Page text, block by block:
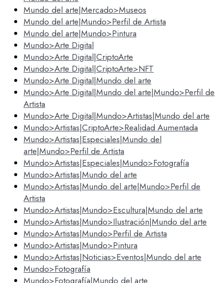
Mundo del arte|Mercado>Museos
Mundo del arte|Mundo>Perfil de Artista
Mundo del arte|Mundo>Pintura
Mundo>Arte Digital
Mundo>Arte Digital|CriptoArte
Mundo>Arte Digital|CriptoArte>NFT
Mundo>Arte Digital|Mundo del arte
Mundo>Arte Digital|Mundo del arte|Mundo>Perfil de
Artista
Mundo>Arte Digital|Mundo>Artistas|Mundo del arte
Mundo>Artistas|CriptoArte>Realidad Aumentada
Mundo>Artistas|Especiales|Mundo del
arte|Mundo>Perfil de Artista
Mundo>Artistas|Especiales|Mundo>Fotografía
Mundo>Artistas|Mundo del arte
Mundo>Artistas|Mundo del arte|Mundo>Perfil de
Artista
Mundo>Artistas|Mundo>Escultura|Mundo del arte
Mundo>Artistas|Mundo>Ilustración|Mundo del arte
Mundo>Artistas|Mundo>Perfil de Artista
Mundo>Artistas|Mundo>Pintura
Mundo>Artistas|Noticias>Eventos|Mundo del arte
Mundo>Fotografía